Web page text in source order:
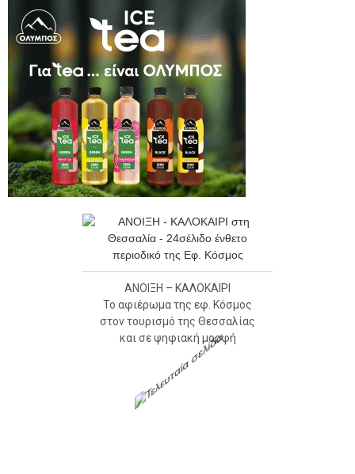
ΑΝΟΙΞΗ – ΚΑΛΟΚΑΙΡΙ
Το αφιέρωμα της εφ. Κόσμος
στον τουρισμό της Θεσσαλίας
και σε ψηφιακή μορφή